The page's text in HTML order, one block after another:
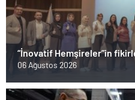
“İnovatif Hemşireler”in
çıktı!
06 Ağustos 2026